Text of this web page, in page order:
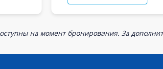
на момент бронирования. За